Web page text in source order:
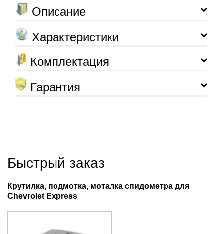
Описание
Характеристики
Комплектация
Гарантия
Быстрый заказ
Крутилка, подмотка, моталка спидометра для
Chevrolet Express